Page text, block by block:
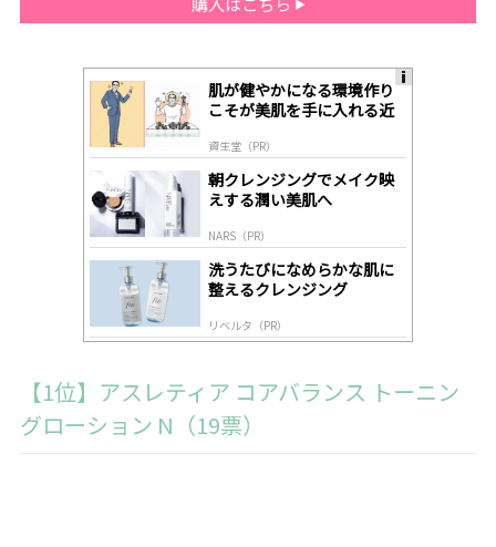
肌が健やかになる環境作り
こそが美肌を手に入れる近
資生堂（PR）
朝クレンジングでメイク映
えする潤い美肌へ
NARS（PR）
洗うたびになめらかな肌に
整えるクレンジング
リベルタ（PR）
【1位】アスレティア コアバランス トーニン
グローション N（19票）